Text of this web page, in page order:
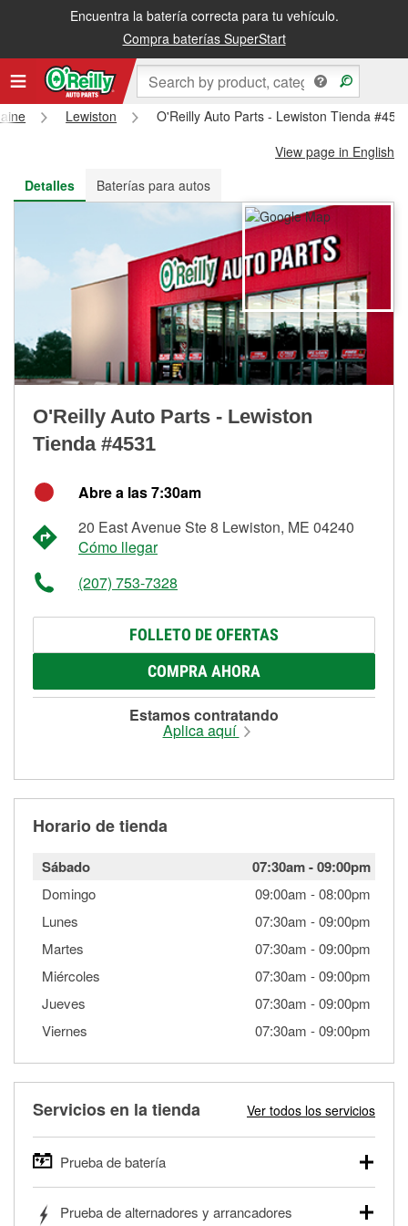
Encuentra la batería correcta para tu vehículo.
Compra baterías SuperStart
Recibe tu orden gratis al día siguiente o recógela en la tienda
Lewiston
O'Reilly Auto Parts - Lewiston Tienda
View page in English
Detalles
Baterías para autos
O'Reilly Auto Parts - Lewiston
Tienda #4531
Abre a las 7:30am
20 East Avenue Ste 8 Lewiston, ME 04240
Cómo llegar
(207) 753-7328
FOLLETO DE OFERTAS
COMPRA AHORA
Estamos contratando
Aplica aquí
Horario de tienda
Sábado 07:30am-09:00pm
Domingo 09:00am -08:00pm
Lunes
07:30am -09:00pm
Martes
07:30am -09:00pm
Miércoles
07:30am -09:00pm
Jueves
07:30am -09:00pm
Viernes
07:30am -09:00pm
Servicios en la tienda Ver todos los servicios
Prueba de batería
autos, camionetas, SUVs, vehículos comerciales y
Prueba de alternadores y arrancadores